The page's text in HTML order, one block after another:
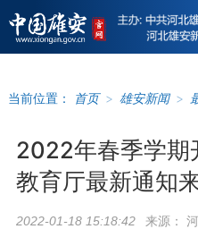
当前位置： 首页 > 雄安新闻 >
2022年春季学期
教育厅最新通知
2022-01-18 15:18:42 来源：